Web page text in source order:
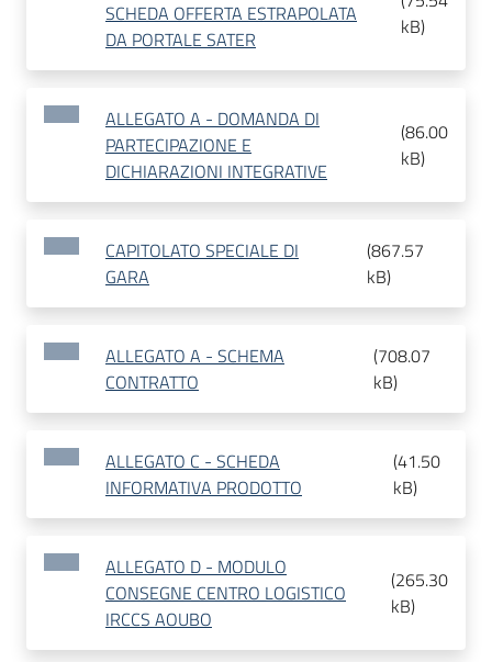
SCHEDA OFFERTA ESTRAPOLATA
DA PORTALE SATER
kB)
ALLEGATO A - DOMANDA DI
PARTECIPAZIONE E
DICHIARAZIONI INTEGRATIVE
(86.00
kB)
CAPITOLATO SPECIALE DI
GARA
(867.57
kB)
ALLEGATO A - SCHEMA
CONTRATTO
(708.07
kB)
ALLEGATO C - SCHEDA
INFORMATIVA PRODOTTO
(41.50
kB)
ALLEGATO D - MODULO
CONSEGNE CENTRO LOGISTICO
IRCCS AOUBO
(265.30
kB)